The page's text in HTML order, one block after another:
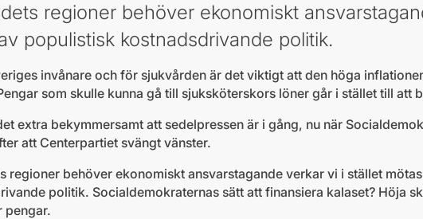
regioner behöver ekonomiskt
populistisk kostnadsdrivande politik.
invånare och för sjukvården är det viktigt att den höga
som skulle kunna gå till sjuksköterskors löner går i stället till att
extra bekymmersamt att sedelpressen är i gång, nu när
att Centerpartiet svängt vänster.
regioner behöver ekonomiskt ansvarstagande verkar vi i stället
politik. Socialdemokraternas sätt att finansiera kalaset? Höja
pengar.